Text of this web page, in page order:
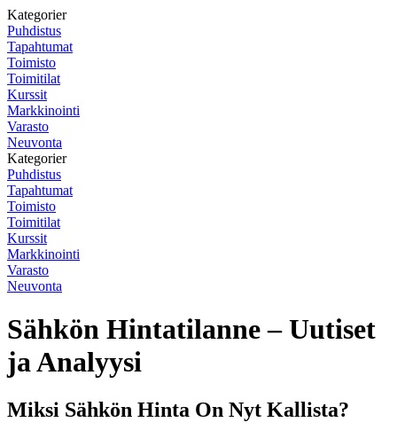
Kategorier
Puhdistus
Tapahtumat
Toimisto
Toimitilat
Kurssit
Markkinointi
Varasto
Neuvonta
Kategorier
Puhdistus
Tapahtumat
Toimisto
Toimitilat
Kurssit
Markkinointi
Varasto
Neuvonta
Sähkön Hintatilanne – Uutiset
ja Analyysi
Miksi Sähkön Hinta On Nyt Kallista?